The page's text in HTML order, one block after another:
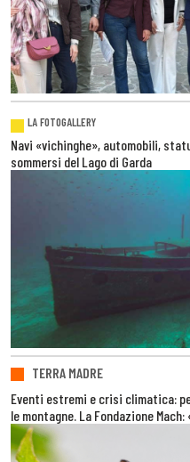
LA FOTOGALLERY
Navi «vichinghe», automobili,
sommersi del Lago di Garda
TERRA MADRE
Eventi estremi e crisi climatica:
le montagne. La Fondazione